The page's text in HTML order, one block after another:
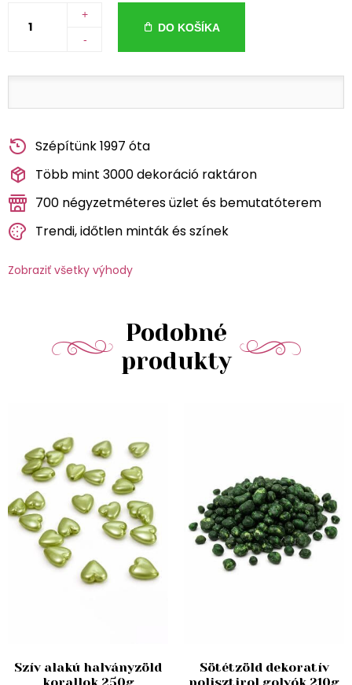
+
-
DO KOŠÍKA
Szépítünk 1997 óta
Több mint 3000 dekoráció raktáron
700 négyzetméteres üzlet és bemutatóterem
Trendi, időtlen minták és színek
Zobraziť všetky výhody
Podobné
produkty
Szív alakú halványzöld
Sötétzöld dekoratív